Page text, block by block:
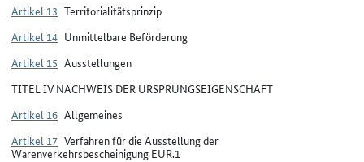
Artikel 13 Territorialitätsprinzip
Artikel 14 Unmittelbare Beförderung
Artikel 15 Ausstellungen
TITEL IV NACHWEIS DER URSPRUNGSEIGENSCHAFT
Artikel 16 Allgemeines
Artikel 17 Verfahren für die Ausstellung der
Warenverkehrsbescheinigung EUR.1